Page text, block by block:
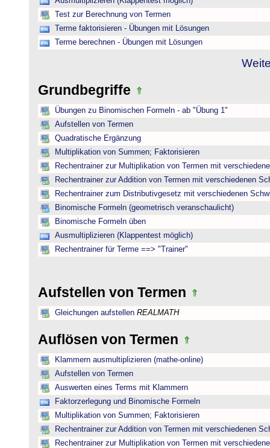
Test zur Berechnung von Termen
Terme faktorisieren - Übungen mit Lösungen
Terme berechnen - Übungen mit Lösungen
Grundbegriffe
Übungen zu Binomischen Formeln - ab "Übung 1"
Aufstellen von Termen
Quadratische Ergänzung
Multiplikation von Summen; Faktorisieren
Rechentrainer zur Multiplikation von Termen mit
Rechentrainer zur Addition von Termen mit verschiedenen
Rechentrainer zum Distributivgesetz mit verschiedenen
Binomische Formeln (geometrisch veranschaulicht)
Binomische Formeln üben
Ausmultiplizieren (Klappentest möglich)
Rechentrainer für Terme ==> "Trainer"
Aufstellen von Termen
Gleichungen aufstellen REALMATH
Auflösen von Termen
Klammern ausmultiplizieren (mathe-online)
Aufstellen von Termen
Auswerten eines Terms mit Klammern
Faktorzerlegung und Binomische Formeln
Multiplikation von Summen; Faktorisieren
Rechentrainer zur Addition von Termen mit verschiedenen
Rechentrainer zur Multiplikation von Termen mit